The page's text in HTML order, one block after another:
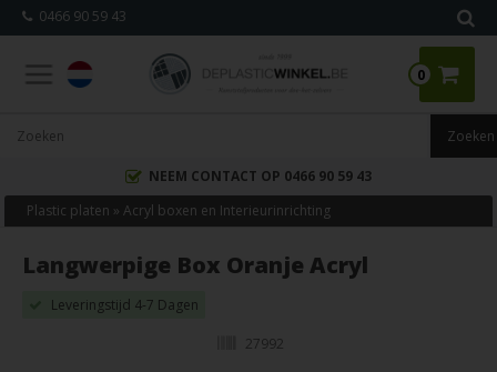
0466 90 59 43
0
NEEM CONTACT OP 0466 90 59 43
Plastic platen »Acryl boxen en Interieurinrichting
Langwerpige Box Oranje Acryl
Leveringstijd 4-7 Dagen
27992